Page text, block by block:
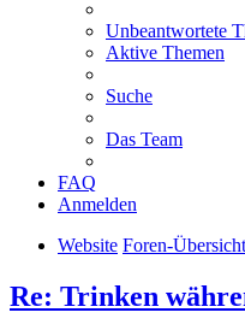
Unbeantwortete
Aktive Themen
Suche
Das Team
FAQ
Anmelden
Website Foren-Übersicht
Re: Trinken